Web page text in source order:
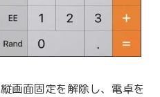
画面固定を解除し、電卓を